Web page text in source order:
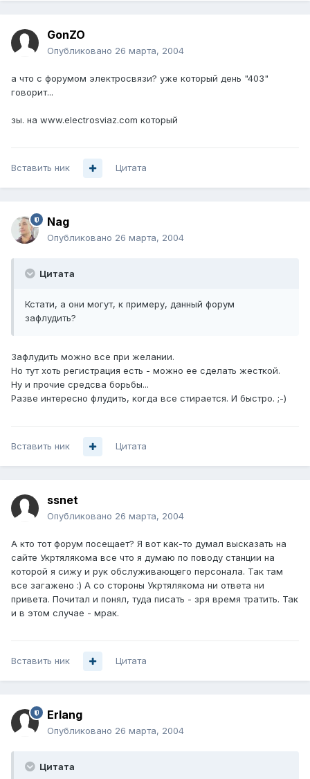
GonZO
Опубликовано 26 марта, 2004
а что с форумом электросвязи? уже который день "403"
говорит...
зы. на www.electrosviaz.com который
Вставить ник Цитата
Nag
Опубликовано 26 марта, 2004
Цитата
Кстати, а они могут, к примеру, данный форум
зафлудить?
Зафлудить можно все при желании.
Но тут хоть регистрация есть - можно ее сделать жесткой.
Ну и прочие средсва борьбы...
Разве интересно флудить, когда все стирается. И быстро. ;-)
Вставить ник Цитата
ssnet
Опубликовано 26 марта, 2004
А кто тот форум посещает? Я вот как-то думал высказать на
сайте Укртялякома все что я думаю по поводу станции на
которой я сижу и рук обслуживающего персонала. Так там
все загажено :) А со стороны Укртялякома ни ответа ни
привета. Почитал и понял, туда писать - зря время тратить. Так
и в этом случае - мрак.
Вставить ник Цитата
Erlang
Опубликовано 26 марта, 2004
Цитата